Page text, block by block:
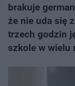
brakuje
że nie uda się
trzech godzin
szkole w wielu